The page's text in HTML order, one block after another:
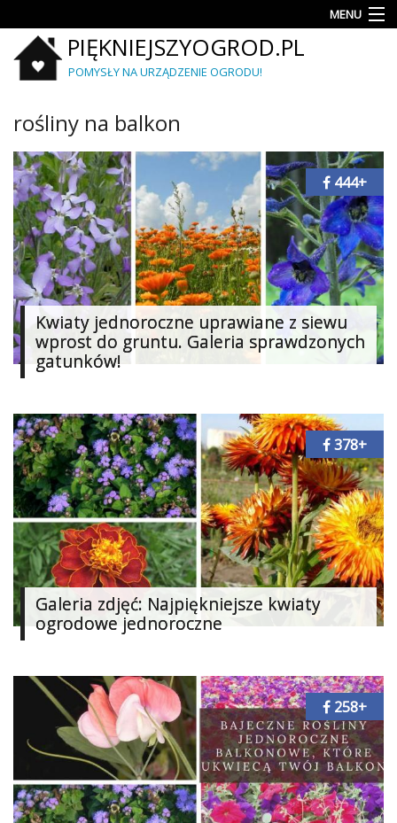
MENU
Rośliny
Aranżacje
projekty
Krzewy
i
iglaki
Mały
ogród
Meble
i
wyposażenie
Taras
i
balkon
Dekoracje
Najlepsze
Kategorie
Dodaj
galerię
artykuł
PIĘKNIEJSZYOGROD.PL
POMYSŁY NA URZĄDZENIE OGRODU!
rośliny na balkon
Kwiaty jednoroczne uprawiane z siewu
wprost do gruntu. Galeria sprawdzonych
gatunków!
444+
Galeria zdjęć: Najpiękniejsze kwiaty
ogrodowe jednoroczne
378+
258+